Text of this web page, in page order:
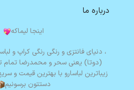
درباره ما
اینجا لیماکه
، دنیای فانتزی و رنگی رنگی کراپ و
(دوتا) یعنی سحر و محمدرضا تمام
زیباترین لباسارو با بهترین قیمت و
دستتون برسونیم